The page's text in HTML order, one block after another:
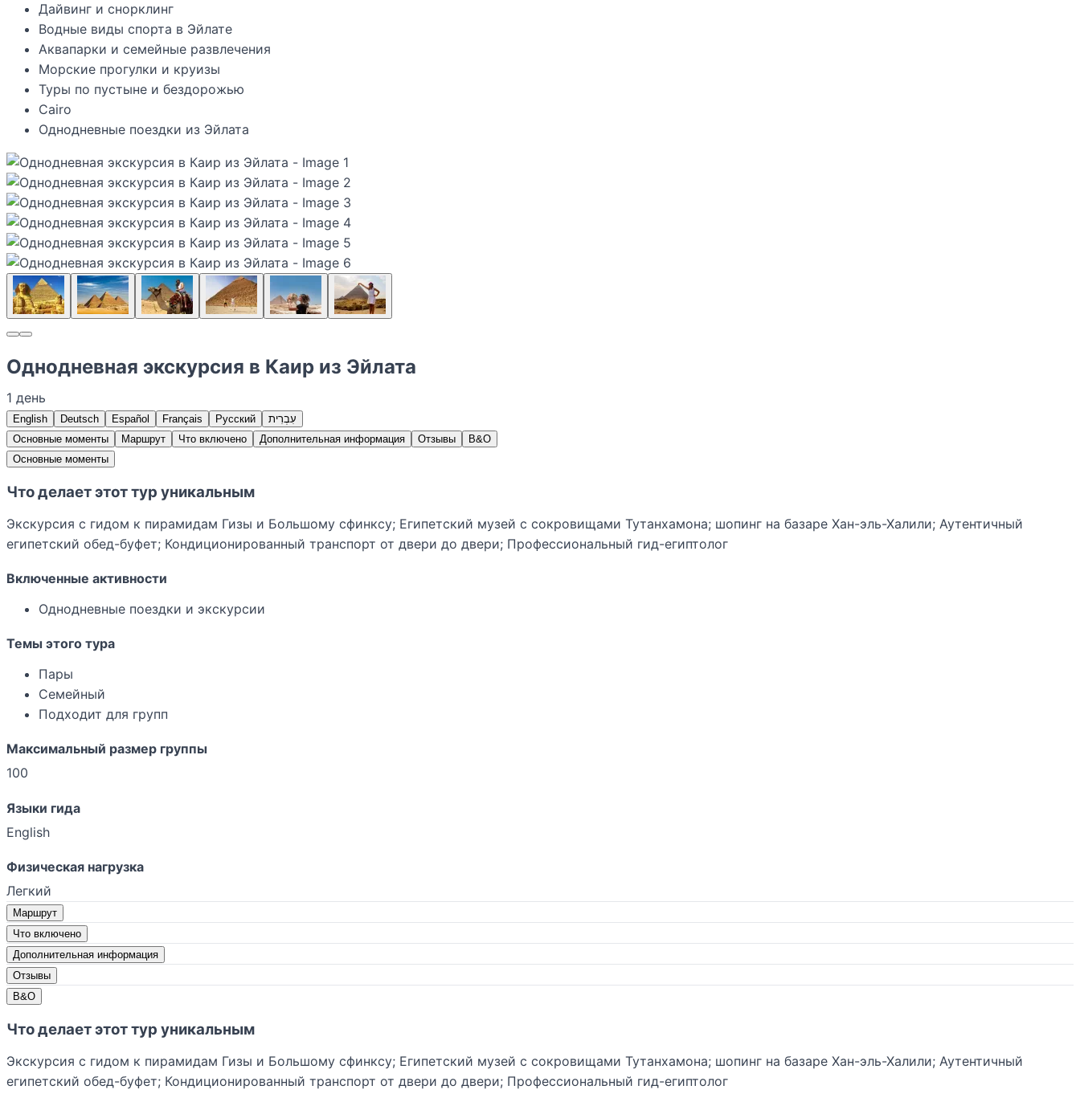
Дайвинг и снорклинг
Водные виды спорта в Эйлате
Аквапарки и семейные развлечения
Морские прогулки и круизы
Туры по пустыне и бездорожью
Cairo
Однодневные поездки из Эйлата
Однодневная экскурсия в Каир из Эйлата
1 день
English Deutsch Español Français Русский
עִבְרִית
Основные моменты
Маршрут Что включено Дополнительная информация Отзывы
В&О
Основные моменты
Что делает этот тур уникальным
Экскурсия с гидом к пирамидам Гизы и Большому сфинксу; Египетский музей с сокровищами Тутанхамона; шопинг на базаре Хан-эль-Халили; Аутентичный
египетский обед-буфет; Кондиционированный транспорт от двери до двери; Профессиональный гид-египтолог
Включенные активности
Однодневные поездки и экскурсии
Темы этого тура
Пары
Семейный
Подходит для групп
Максимальный размер группы
100
Языки гида
English
Физическая нагрузка
Легкий
Маршрут
Что включено
Дополнительная информация
Отзывы
В&О
Что делает этот тур уникальным
Экскурсия с гидом к пирамидам Гизы и Большому сфинксу; Египетский музей с сокровищами Тутанхамона; шопинг на базаре Хан-эль-Халили; Аутентичный
египетский обед-буфет; Кондиционированный транспорт от двери до двери; Профессиональный гид-египтолог